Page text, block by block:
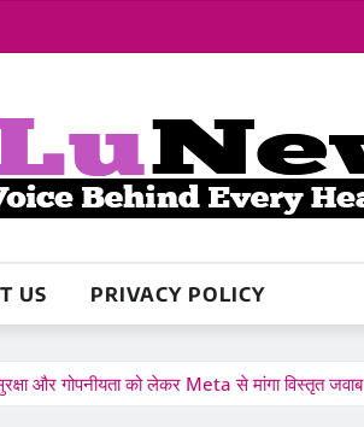
US PRIVACY POLICY
और गोपनीयता को लेकर Meta से मांगा विस्तृत जवाब